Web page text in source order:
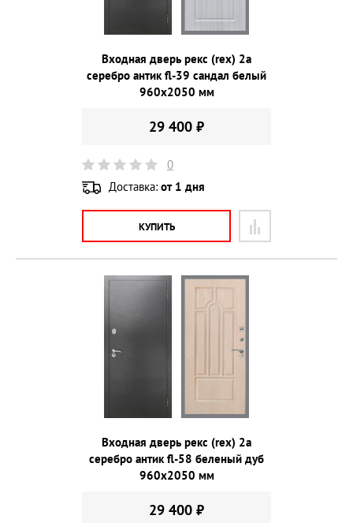
Входная дверь рекс (rex) 2а
серебро антик fl-39 сандал белый
960х2050 мм
29 400 ₽
0
Доставка: от 1 дня
КУПИТЬ
Входная дверь рекс (rex) 2а
серебро антик fl-58 беленый дуб
960х2050 мм
29 400 ₽